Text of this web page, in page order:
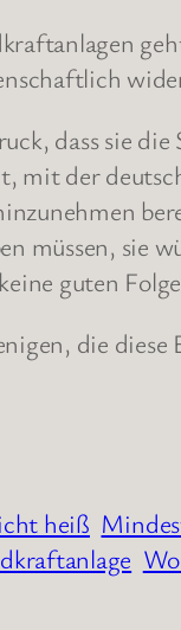
dass sie die
mit der
müssen, sie
guten
die
heiß